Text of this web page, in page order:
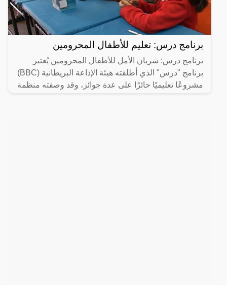
برنامج درس: تعليم للأطفال المحرومين
برنامج درس: شريان الأمل للأطفال المحرومين يُعتبر
برنامج "درس" الذي أطلقته هيئة الإذاعة البريطانية (BBC)
مشروعًا تعليميًا حائزًا على عدة جوائز، وقد وصفته منظمة